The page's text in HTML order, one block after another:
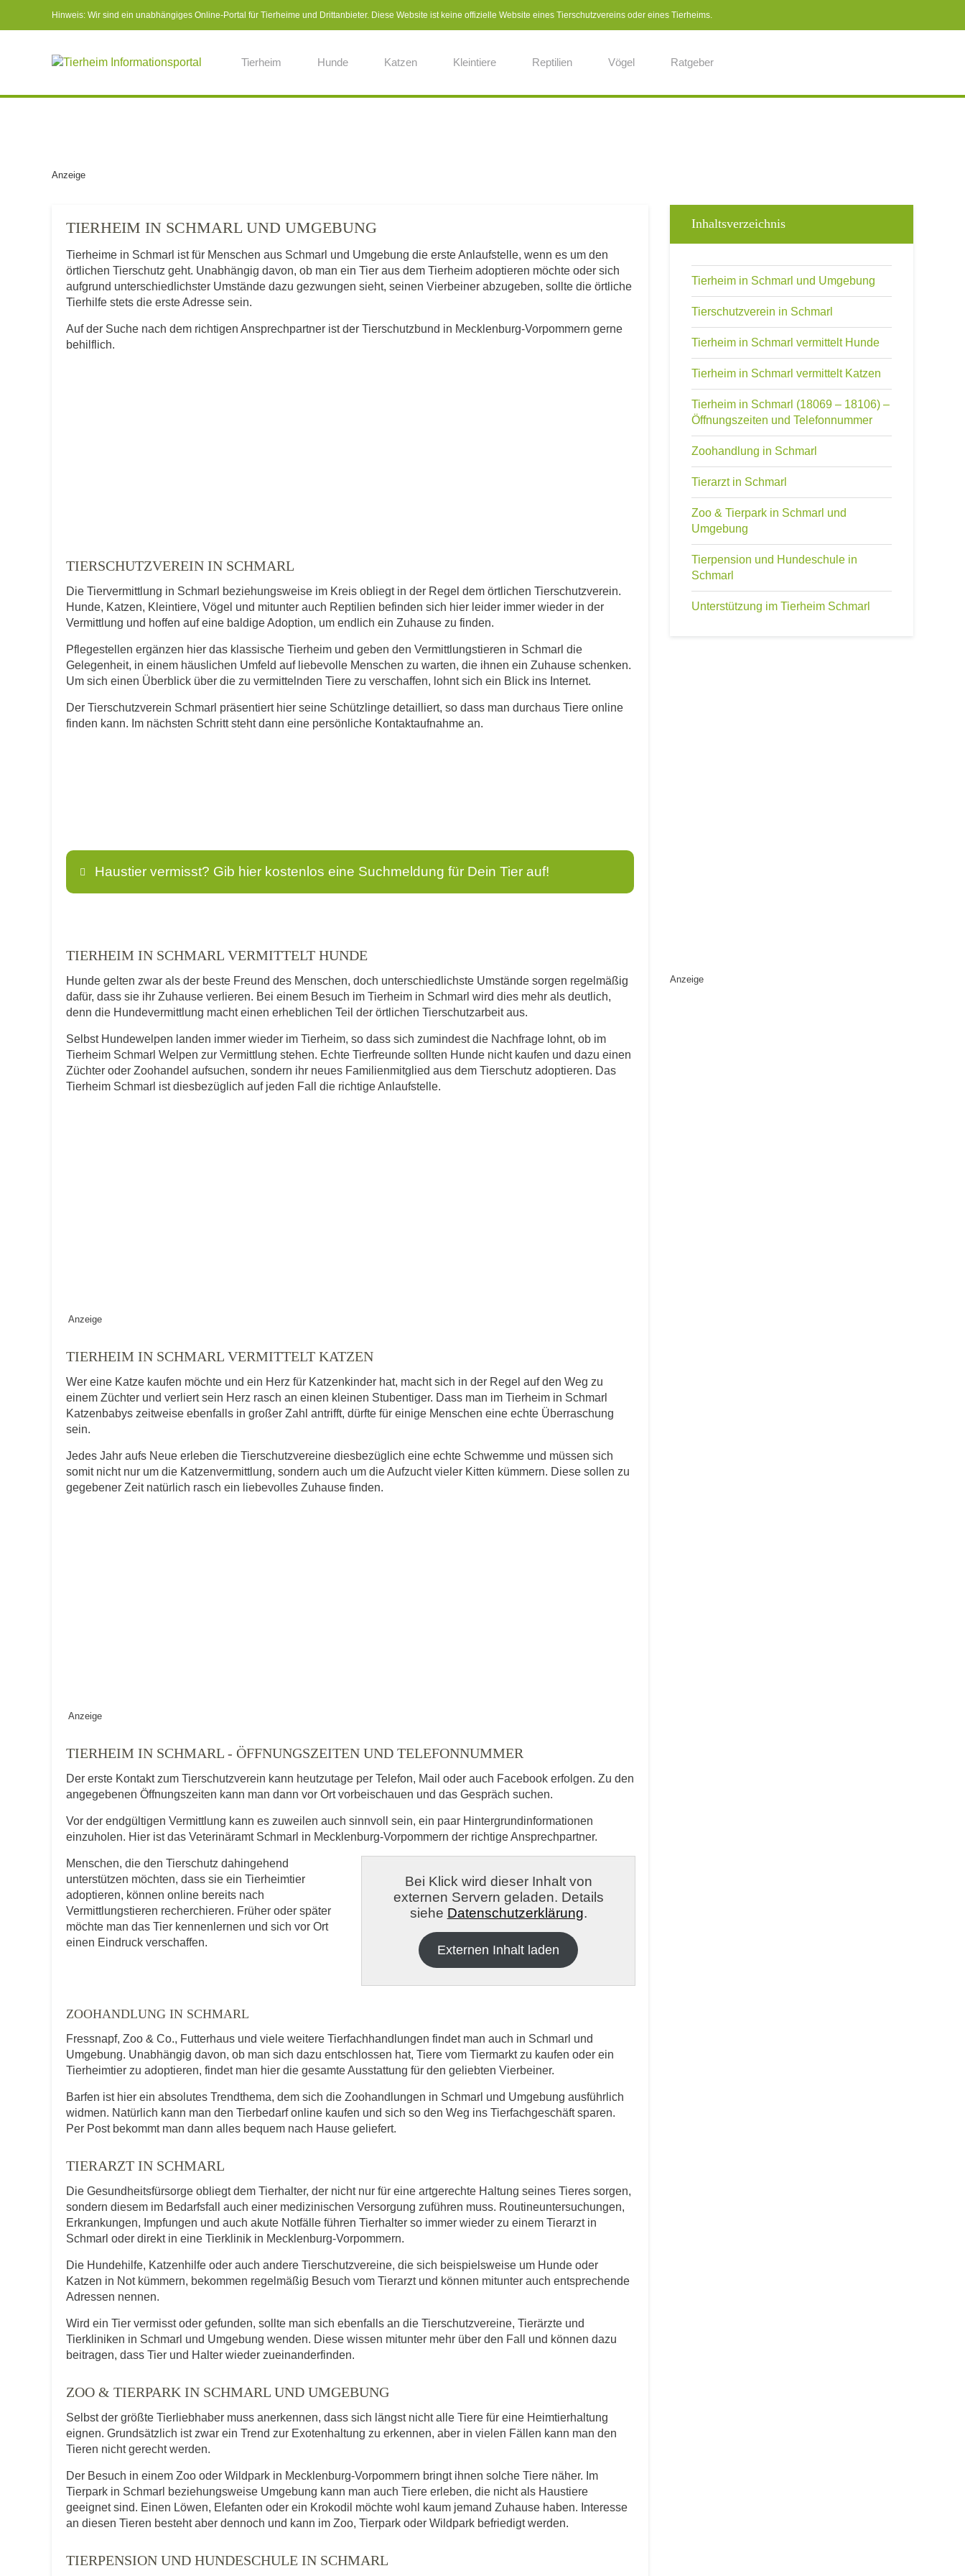
Hinweis: Wir sind ein unabhängiges Online-Portal für Tierheime und Drittanbieter. Diese Website ist keine offizielle Website eines Tierschutzvereins oder eines Tierheims.
Tierheim Hunde Katzen Kleintiere Reptilien Vögel Ratgeber
Anzeige
TIERHEIM IN SCHMARL UND UMGEBUNG
Tierheime in Schmarl ist für Menschen aus Schmarl und Umgebung die erste Anlaufstelle, wenn es um den
örtlichen Tierschutz geht. Unabhängig davon, ob man ein Tier aus dem Tierheim adoptieren möchte oder sich
aufgrund unterschiedlichster Umstände dazu gezwungen sieht, seinen Vierbeiner abzugeben, sollte die örtliche
Tierhilfe stets die erste Adresse sein.
Auf der Suche nach dem richtigen Ansprechpartner ist der Tierschutzbund in Mecklenburg-Vorpommern gerne
behilflich.
TIERSCHUTZVEREIN IN SCHMARL
Die Tiervermittlung in Schmarl beziehungsweise im Kreis obliegt in der Regel dem örtlichen Tierschutzverein.
Hunde, Katzen, Kleintiere, Vögel und mitunter auch Reptilien befinden sich hier leider immer wieder in der
Vermittlung und hoffen auf eine baldige Adoption, um endlich ein Zuhause zu finden.
Pflegestellen ergänzen hier das klassische Tierheim und geben den Vermittlungstieren in Schmarl die
Gelegenheit, in einem häuslichen Umfeld auf liebevolle Menschen zu warten, die ihnen ein Zuhause schenken.
Um sich einen Überblick über die zu vermittelnden Tiere zu verschaffen, lohnt sich ein Blick ins Internet.
Der Tierschutzverein Schmarl präsentiert hier seine Schützlinge detailliert, so dass man durchaus Tiere online
finden kann. Im nächsten Schritt steht dann eine persönliche Kontaktaufnahme an.
Haustier vermisst? Gib hier kostenlos eine Suchmeldung für Dein Tier auf!
E-Mail*
Alter des Tiers
Beschreibung des Tiers*
Kontaktdaten des Besitzers
Diese Daten werden zu Kontaktaufnahme veröffentlicht.
E-Mail-Adresse
Mit Absenden der Daten akzeptiere ich dieDatenschutzbedinungen..
ABSENDEN
TIERHEIM IN SCHMARL VERMITTELT HUNDE
Hunde gelten zwar als der beste Freund des Menschen, doch unterschiedlichste Umstände sorgen regelmäßig
dafür, dass sie ihr Zuhause verlieren. Bei einem Besuch im Tierheim in Schmarl wird dies mehr als deutlich,
denn die Hundevermittlung macht einen erheblichen Teil der örtlichen Tierschutzarbeit aus.
Selbst Hundewelpen landen immer wieder im Tierheim, so dass sich zumindest die Nachfrage lohnt, ob im
Tierheim Schmarl Welpen zur Vermittlung stehen. Echte Tierfreunde sollten Hunde nicht kaufen und dazu einen
Züchter oder Zoohandel aufsuchen, sondern ihr neues Familienmitglied aus dem Tierschutz adoptieren. Das
Tierheim Schmarl ist diesbezüglich auf jeden Fall die richtige Anlaufstelle.
Anzeige
TIERHEIM IN SCHMARL VERMITTELT KATZEN
Wer eine Katze kaufen möchte und ein Herz für Katzenkinder hat, macht sich in der Regel auf den Weg zu
einem Züchter und verliert sein Herz rasch an einen kleinen Stubentiger. Dass man im Tierheim in Schmarl
Katzenbabys zeitweise ebenfalls in großer Zahl antrifft, dürfte für einige Menschen eine echte Überraschung
sein.
Jedes Jahr aufs Neue erleben die Tierschutzvereine diesbezüglich eine echte Schwemme und müssen sich
somit nicht nur um die Katzenvermittlung, sondern auch um die Aufzucht vieler Kitten kümmern. Diese sollen zu
gegebener Zeit natürlich rasch ein liebevolles Zuhause finden.
Anzeige
TIERHEIM IN SCHMARL - ÖFFNUNGSZEITEN UND TELEFONNUMMER
Der erste Kontakt zum Tierschutzverein kann heutzutage per Telefon, Mail oder auch Facebook erfolgen. Zu den
angegebenen Öffnungszeiten kann man dann vor Ort vorbeischauen und das Gespräch suchen.
Vor der endgültigen Vermittlung kann es zuweilen auch sinnvoll sein, ein paar Hintergrundinformationen
einzuholen. Hier ist das Veterinäramt Schmarl in Mecklenburg-Vorpommern der richtige Ansprechpartner.
Menschen, die den Tierschutz dahingehend
unterstützen möchten, dass sie ein Tierheimtier
adoptieren, können online bereits nach
Vermittlungstieren recherchieren. Früher oder später
möchte man das Tier kennenlernen und sich vor Ort
einen Eindruck verschaffen.
Bei Klick wird dieser Inhalt von
externen Servern geladen. Details
siehe Datenschutzerklärung.
Externen Inhalt laden
ZOOHANDLUNG IN SCHMARL
Fressnapf, Zoo & Co., Futterhaus und viele weitere Tierfachhandlungen findet man auch in Schmarl und
Umgebung. Unabhängig davon, ob man sich dazu entschlossen hat, Tiere vom Tiermarkt zu kaufen oder ein
Tierheimtier zu adoptieren, findet man hier die gesamte Ausstattung für den geliebten Vierbeiner.
Barfen ist hier ein absolutes Trendthema, dem sich die Zoohandlungen in Schmarl und Umgebung ausführlich
widmen. Natürlich kann man den Tierbedarf online kaufen und sich so den Weg ins Tierfachgeschäft sparen.
Per Post bekommt man dann alles bequem nach Hause geliefert.
TIERARZT IN SCHMARL
Die Gesundheitsfürsorge obliegt dem Tierhalter, der nicht nur für eine artgerechte Haltung seines Tieres sorgen,
sondern diesem im Bedarfsfall auch einer medizinischen Versorgung zuführen muss. Routineuntersuchungen,
Erkrankungen, Impfungen und auch akute Notfälle führen Tierhalter so immer wieder zu einem Tierarzt in
Schmarl oder direkt in eine Tierklinik in Mecklenburg-Vorpommern.
Die Hundehilfe, Katzenhilfe oder auch andere Tierschutzvereine, die sich beispielsweise um Hunde oder
Katzen in Not kümmern, bekommen regelmäßig Besuch vom Tierarzt und können mitunter auch entsprechende
Adressen nennen.
Wird ein Tier vermisst oder gefunden, sollte man sich ebenfalls an die Tierschutzvereine, Tierärzte und
Tierkliniken in Schmarl und Umgebung wenden. Diese wissen mitunter mehr über den Fall und können dazu
beitragen, dass Tier und Halter wieder zueinanderfinden.
ZOO & TIERPARK IN SCHMARL UND UMGEBUNG
Selbst der größte Tierliebhaber muss anerkennen, dass sich längst nicht alle Tiere für eine Heimtierhaltung
eignen. Grundsätzlich ist zwar ein Trend zur Exotenhaltung zu erkennen, aber in vielen Fällen kann man den
Tieren nicht gerecht werden.
Der Besuch in einem Zoo oder Wildpark in Mecklenburg-Vorpommern bringt ihnen solche Tiere näher. Im
Tierpark in Schmarl beziehungsweise Umgebung kann man auch Tiere erleben, die nicht als Haustiere
geeignet sind. Einen Löwen, Elefanten oder ein Krokodil möchte wohl kaum jemand Zuhause haben. Interesse
an diesen Tieren besteht aber dennoch und kann im Zoo, Tierpark oder Wildpark befriedigt werden.
TIERPENSION UND HUNDESCHULE IN SCHMARL
Inhaltsverzeichnis
Tierheim in Schmarl und Umgebung
Tierschutzverein in Schmarl
Tierheim in Schmarl vermittelt Hunde
Tierheim in Schmarl vermittelt Katzen
Tierheim in Schmarl (18069 – 18106) –
Öffnungszeiten und Telefonnummer
Zoohandlung in Schmarl
Tierarzt in Schmarl
Zoo & Tierpark in Schmarl und
Umgebung
Tierpension und Hundeschule in
Schmarl
Unterstützung im Tierheim Schmarl
Anzeige